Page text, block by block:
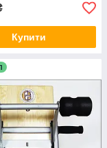
Купити